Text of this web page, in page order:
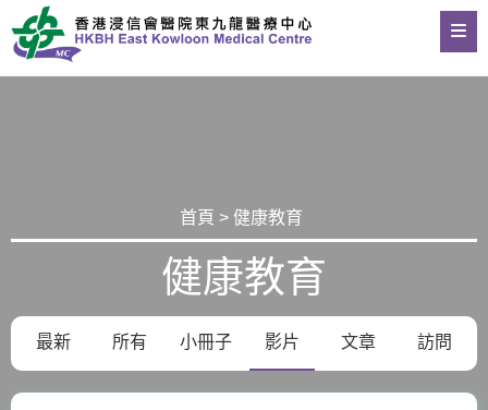
首頁 > 健康教育
健康教育
最新 所有 小冊子 影片 文章 訪問